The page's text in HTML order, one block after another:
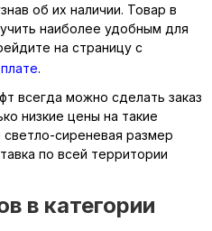
об их наличии. Товар в
наиболее удобным для
на страницу с
.
всегда можно сделать заказ
низкие цены на такие
светло-сиреневая размер
по всей территории
в категории